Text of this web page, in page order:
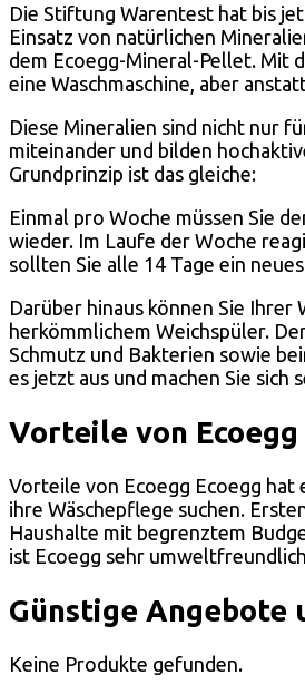
Die Stiftung Warentest hat bis
Einsatz von natürlichen
dem Ecoegg-Mineral-Pellet. Mit
eine Waschmaschine, aber
Diese Mineralien sind nicht nur
miteinander und bilden
Grundprinzip ist das gleiche:
Einmal pro Woche müssen Sie
wieder. Im Laufe der Woche
sollten Sie alle 14 Tage ein
Darüber hinaus können Sie
herkömmlichem Weichspüler.
Schmutz und Bakterien sowie
es jetzt aus und machen Sie sich
Vorteile von Ecoegg
Vorteile von Ecoegg Ecoegg
ihre Wäschepflege suchen.
Haushalte mit begrenztem
ist Ecoegg sehr
Günstige Angebote
Keine Produkte gefunden.